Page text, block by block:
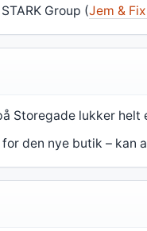
Group (Jem &
Storegade lukker helt
den nye butik – kan